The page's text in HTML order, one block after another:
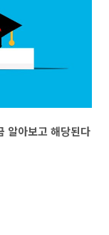
알아보고 해당된다